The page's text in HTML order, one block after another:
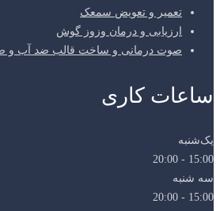
تعمیر و تعویض سمعک
ارزیابی و درمان وزوز گوش
صوت درمانی و ساخت قالب ضد آب و
ساعات کاری
یک‌شنبه
15:00 - 20:00
سه شنبه
15:00 - 20:00